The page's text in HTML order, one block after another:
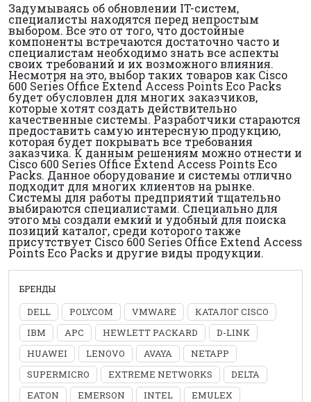
Задумываясь об обновлении IT-систем,
специалисты находятся перед непростым
выбором. Все это от того, что достойные
компоненты встречаются достаточно часто и
специалистам необходимо знать все аспекты
своих требований и их возможного влияния.
Несмотря на это, выбор таких товаров как Cisco
600 Series Office Extend Access Points Eco Packs
будет обусловлен для многих заказчиков,
которые хотят создать действительно
качественные системы. Разработчики стараются
предоставить самую интересную продукцию,
которая будет покрывать все требования
заказчика. К данным решениям можно отнести и
Cisco 600 Series Office Extend Access Points Eco
Packs. Данное оборудование и системы отлично
подходит для многих клиентов на рынке.
Системы для работы предприятий тщательно
выбираются специалистами. Специально для
этого мы создали емкий и удобный для поиска
позиций каталог, среди которого также
присутствует Cisco 600 Series Office Extend Access
Points Eco Packs и другие виды продукции.
БРЕНДЫ
DELL POLYCOM VMWARE
КАТАЛОГ CISCO
IBM
APC HEWLETT PACKARD
D-LINK
HUAWEI
LENOVO AVAYA
NETAPP
SUPERMICRO
EXTREME NETWORKS
DELTA
EATON
EMERSON INTEL
EMULEX